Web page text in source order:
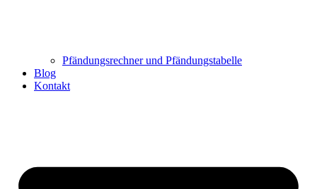
Pfändungsrechner und Pfändungstabelle
Blog
Kontakt